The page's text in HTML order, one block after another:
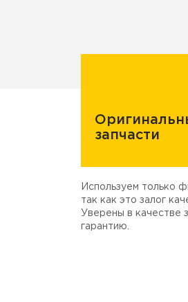
запчасти
Используем только
так как это залог
Уверены в качестве
гарантию.